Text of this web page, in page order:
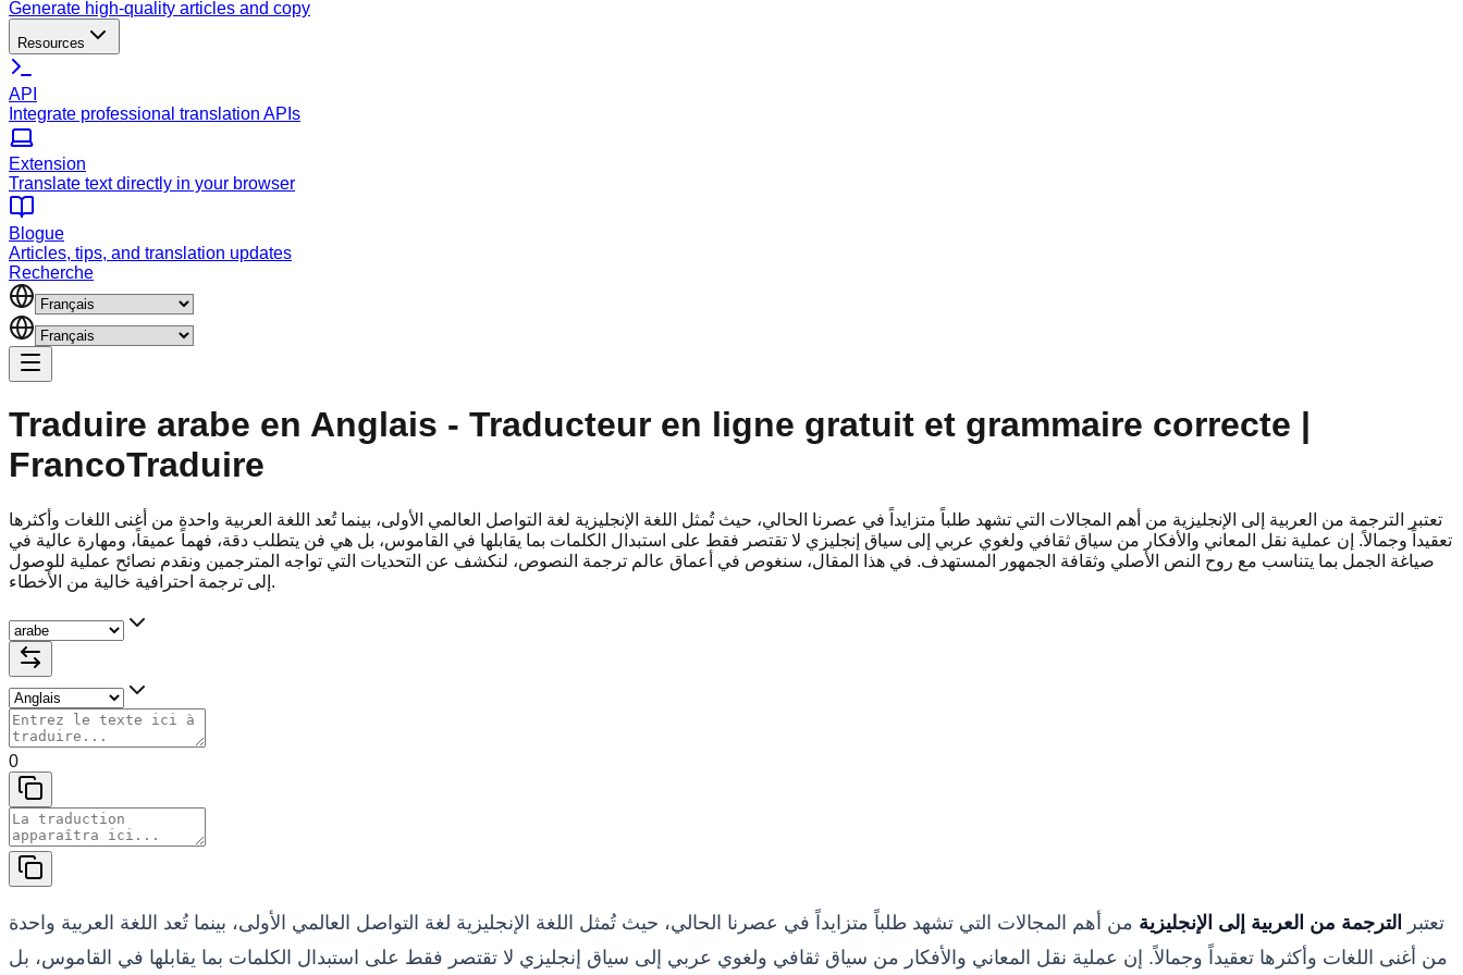
Generate high-quality articles and copy
Resources
API
Integrate professional translation APIs
Extension
Translate text directly in your browser
Blogue
Articles, tips, and translation updates
Recherche
Traduire arabe en Anglais - Traducteur en ligne gratuit et grammaire correcte |
FrancoTraduire
تعتبر الترجمة من العربية إلى الإنجليزية من أهم المجالات التي تشهد طلباً متزايداً في عصرنا الحالي، حيث تُمثل اللغة الإنجليزية لغة التواصل العالمي الأولى، بينما تُعد اللغة العربية واحدة من أغنى اللغات وأكثرها
تعقيداً وجمالاً. إن عملية نقل المعاني والأفكار من سياق ثقافي ولغوي عربي إلى سياق إنجليزي لا تقتصر فقط على استبدال الكلمات بما يقابلها في القاموس، بل هي فن يتطلب دقة، فهماً عميقاً، ومهارة عالية في
صياغة الجمل بما يتناسب مع روح النص الأصلي وثقافة الجمهور المستهدف. في هذا المقال، سنغوص في أعماق عالم ترجمة النصوص، لنكشف عن التحديات التي تواجه المترجمين ونقدم نصائح عملية للوصول
إلى ترجمة احترافية خالية من الأخطاء.
0
تعتبر الترجمة من العربية إلى الإنجليزية من أهم المجالات التي تشهد طلباً متزايداً في عصرنا الحالي، حيث تُمثل اللغة الإنجليزية لغة التواصل العالمي الأولى، بينما تُعد اللغة العربية واحدة
من أغنى اللغات وأكثرها تعقيداً وجمالاً. إن عملية نقل المعاني والأفكار من سياق ثقافي ولغوي عربي إلى سياق إنجليزي لا تقتصر فقط على استبدال الكلمات بما يقابلها في القاموس، بل